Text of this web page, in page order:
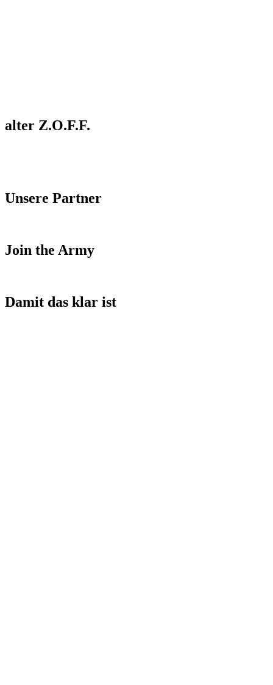
alter Z.O.F.F.
Unsere Partner
Join the Army
Damit das klar ist